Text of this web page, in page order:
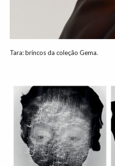
Tara: brincos da coleção Gema.